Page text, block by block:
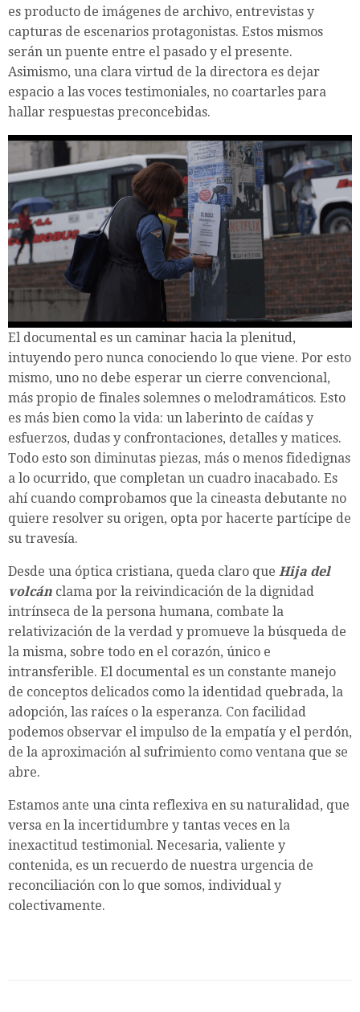
es producto de imágenes de archivo, entrevistas y
capturas de escenarios protagonistas. Estos mismos
serán un puente entre el pasado y el presente.
Asimismo, una clara virtud de la directora es dejar
espacio a las voces testimoniales, no coartarles para
hallar respuestas preconcebidas.
El documental es un caminar hacia la plenitud,
intuyendo pero nunca conociendo lo que viene. Por esto
mismo, uno no debe esperar un cierre convencional,
más propio de finales solemnes o melodramáticos. Esto
es más bien como la vida: un laberinto de caídas y
esfuerzos, dudas y confrontaciones, detalles y matices.
Todo esto son diminutas piezas, más o menos fidedignas
a lo ocurrido, que completan un cuadro inacabado. Es
ahí cuando comprobamos que la cineasta debutante no
quiere resolver su origen, opta por hacerte partícipe de
su travesía.
Desde una óptica cristiana, queda claro que Hija del
volcán clama por la reivindicación de la dignidad
intrínseca de la persona humana, combate la
relativización de la verdad y promueve la búsqueda de
la misma, sobre todo en el corazón, único e
intransferible. El documental es un constante manejo
de conceptos delicados como la identidad quebrada, la
adopción, las raíces o la esperanza. Con facilidad
podemos observar el impulso de la empatía y el perdón,
de la aproximación al sufrimiento como ventana que se
abre.
Estamos ante una cinta reflexiva en su naturalidad, que
versa en la incertidumbre y tantas veces en la
inexactitud testimonial. Necesaria, valiente y
contenida, es un recuerdo de nuestra urgencia de
reconciliación con lo que somos, individual y
colectivamente.